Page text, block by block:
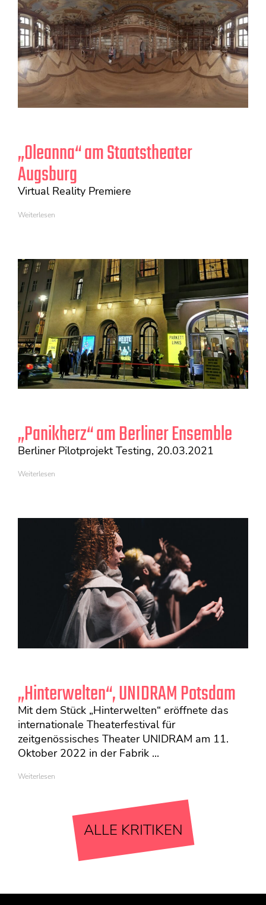
„Oleanna“ am Staatstheater
Augsburg
Virtual Reality Premiere
Weiterlesen
„Panikherz“ am Berliner Ensemble
Berliner Pilotprojekt Testing, 20.03.2021
Weiterlesen
„Hinterwelten“, UNIDRAM Potsdam
Mit dem Stück „Hinterwelten“ eröffnete das
internationale Theaterfestival für
zeitgenössisches Theater UNIDRAM am 11.
Oktober 2022 in der Fabrik ...
Weiterlesen
ALLE KRITIKEN